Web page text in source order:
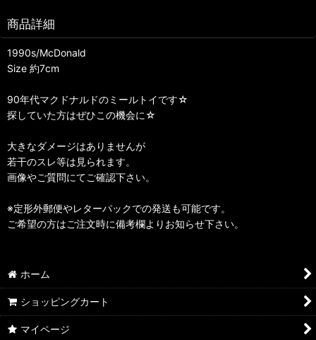
商品詳細
1990s/McDonald
Size 約7cm
90年代マクドナルドのミールトイです☆
探していた方はぜひこの機会に☆
大きなダメージはありませんが
若干のスレ等は見られます。
画像やご質問にてご確認下さい。
※定形外郵便やレターパックでの発送も可能です。
ご希望の方はご注文時に備考欄よりお知らせ下さい。
ホーム
ショッピングカート
マイページ